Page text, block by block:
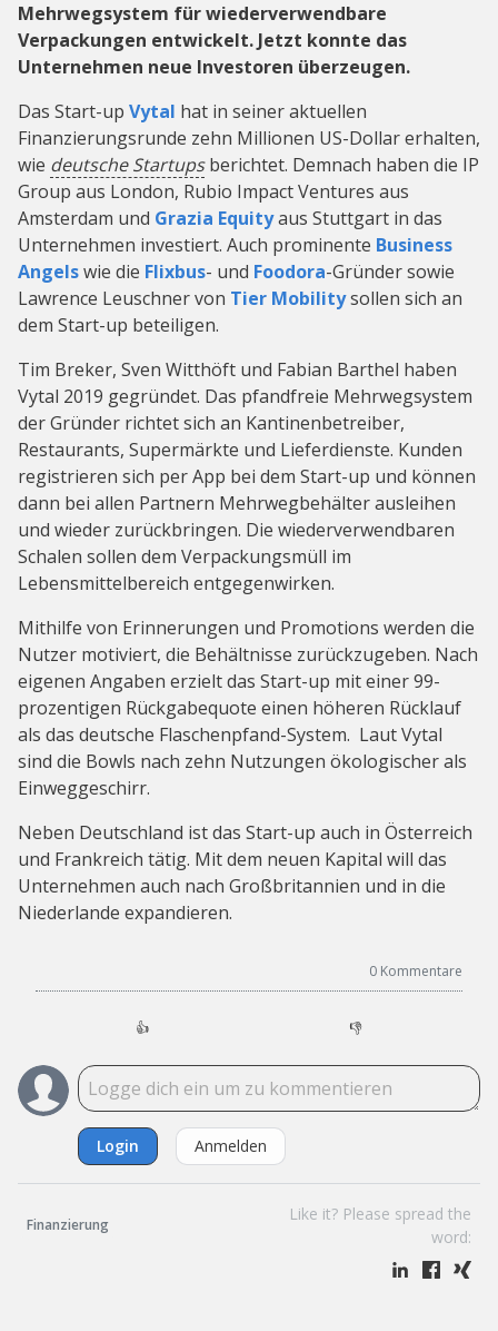
Mehrwegsystem für wiederverwendbare
Verpackungen entwickelt. Jetzt konnte das
Unternehmen neue Investoren überzeugen.
Das Start-up Vytal hat in seiner aktuellen
Finanzierungsrunde zehn Millionen US-Dollar erhalten,
wie deutsche Startups berichtet. Demnach haben die IP
Group aus London, Rubio Impact Ventures aus
Amsterdam und Grazia Equityaus Stuttgart in das
Unternehmen investiert. Auch prominente Business
Angelswie die Flixbus- und Foodora-Gründer sowie
Lawrence Leuschner von Tier Mobilitysollen sich an
dem Start-up beteiligen.
Tim Breker, Sven Witthöft und Fabian Barthel haben
Vytal 2019 gegründet. Das pfandfreie Mehrwegsystem
der Gründer richtet sich an Kantinenbetreiber,
Restaurants, Supermärkte und Lieferdienste. Kunden
registrieren sich per App bei dem Start-up und können
dann bei allen Partnern Mehrwegbehälter ausleihen
und wieder zurückbringen. Die wiederverwendbaren
Schalen sollen dem Verpackungsmüll im
Lebensmittelbereich entgegenwirken.
Mithilfe von Erinnerungen und Promotions werden die
Nutzer motiviert, die Behältnisse zurückzugeben. Nach
eigenen Angaben erzielt das Start-up mit einer 99-
prozentigen Rückgabequote einen höheren Rücklauf
als das deutsche Flaschenpfand-System. Laut Vytal
sind die Bowls nach zehn Nutzungen ökologischer als
Einweggeschirr.
Neben Deutschland ist das Start-up auch in Österreich
und Frankreich tätig. Mit dem neuen Kapital will das
Unternehmen auch nach Großbritannien und in die
Niederlande expandieren.
0 Kommentare
👍 👎
Login Anmelden
Finanzierung
Like it? Please spread the
word: